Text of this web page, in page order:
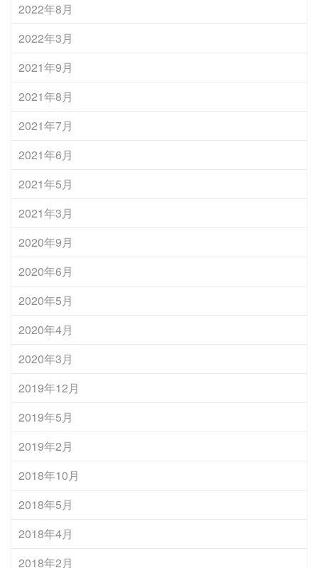
2022年8月
2022年3月
2021年9月
2021年8月
2021年7月
2021年6月
2021年5月
2021年3月
2020年9月
2020年6月
2020年5月
2020年4月
2020年3月
2019年12月
2019年5月
2019年2月
2018年10月
2018年5月
2018年4月
2018年2月